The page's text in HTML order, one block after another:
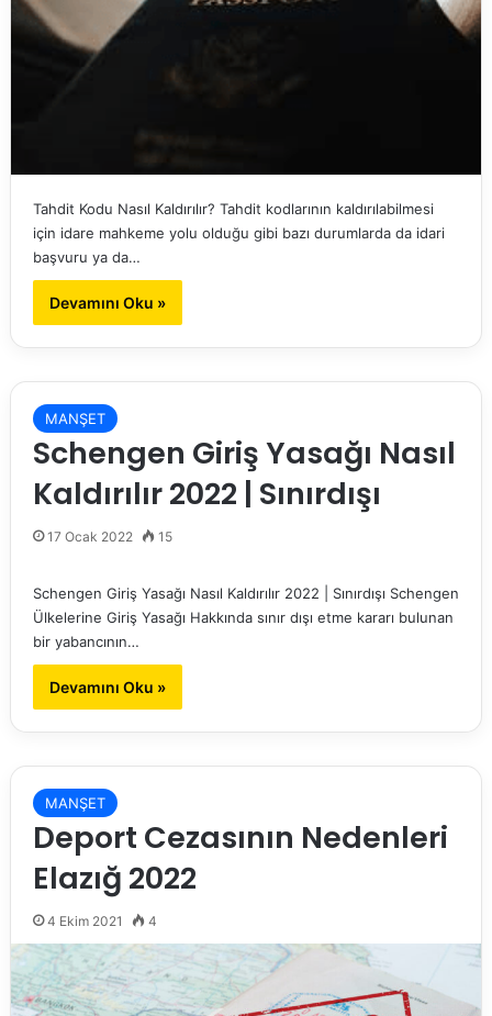
Tahdit Kodu Nasıl Kaldırılır? Tahdit kodlarının kaldırılabilmesi
için idare mahkeme yolu olduğu gibi bazı durumlarda da idari
başvuru ya da…
Devamını Oku »
MANŞET
Schengen Giriş Yasağı Nasıl
Kaldırılır 2022 | Sınırdışı
17 Ocak 2022 15
Schengen Giriş Yasağı Nasıl Kaldırılır 2022 | Sınırdışı Schengen
Ülkelerine Giriş Yasağı Hakkında sınır dışı etme kararı bulunan
bir yabancının…
Devamını Oku »
MANŞET
Deport Cezasının Nedenleri
Elazığ 2022
4 Ekim 2021 4